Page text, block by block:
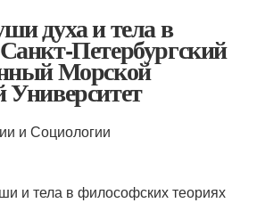
духа и тела в
Петербургский
Морской
Университет
и Социологии
и тела в философских теориях